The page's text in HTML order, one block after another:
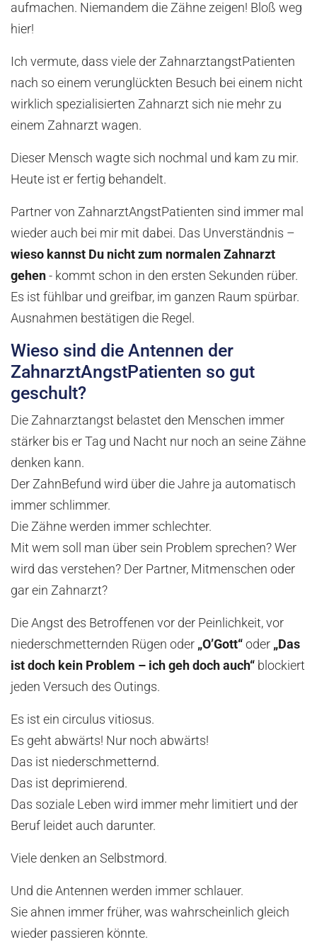
aufmachen. Niemandem die Zähne zeigen! Bloß weg
hier!
Ich vermute, dass viele der ZahnarztangstPatienten
nach so einem verunglückten Besuch bei einem nicht
wirklich spezialisierten Zahnarzt sich nie mehr zu
einem Zahnarzt wagen.
Dieser Mensch wagte sich nochmal und kam zu mir.
Heute ist er fertig behandelt.
Partner von ZahnarztAngstPatienten sind immer mal
wieder auch bei mir mit dabei. Das Unverständnis –
wieso kannst Du nicht zum normalen Zahnarzt
gehen - kommt schon in den ersten Sekunden rüber.
Es ist fühlbar und greifbar, im ganzen Raum spürbar.
Ausnahmen bestätigen die Regel.
Wieso sind die Antennen der
ZahnarztAngstPatienten so gut
geschult?
Die Zahnarztangst belastet den Menschen immer
stärker bis er Tag und Nacht nur noch an seine Zähne
denken kann.
Der ZahnBefund wird über die Jahre ja automatisch
immer schlimmer.
Die Zähne werden immer schlechter.
Mit wem soll man über sein Problem sprechen? Wer
wird das verstehen? Der Partner, Mitmenschen oder
gar ein Zahnarzt?
Die Angst des Betroffenen vor der Peinlichkeit, vor
niederschmetternden Rügen oder „O’Gott“ oder „Das
ist doch kein Problem – ich geh doch auch“ blockiert
jeden Versuch des Outings.
Es ist ein circulus vitiosus.
Es geht abwärts! Nur noch abwärts!
Das ist niederschmetternd.
Das ist deprimierend.
Das soziale Leben wird immer mehr limitiert und der
Beruf leidet auch darunter.
Viele denken an Selbstmord.
Und die Antennen werden immer schlauer.
Sie ahnen immer früher, was wahrscheinlich gleich
wieder passieren könnte.